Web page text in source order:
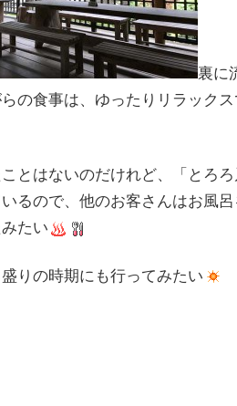
裏に
の食事は、ゆったりリラック
とはないのだけれど、「とろ
るので、他のお客さんはお風
たい
りの時期にも行ってみたい